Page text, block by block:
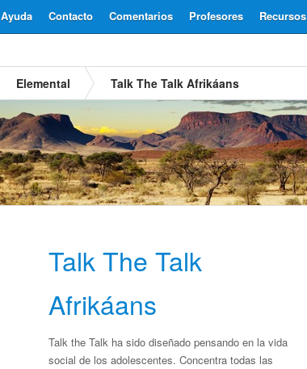
Recursos
Profesores
Comentarios
Contacto
Ayuda
Elemental Talk The Talk Afrikáans
Talk The Talk
Afrikáans
Talk the Talk ha sido diseñado pensando en la vida
social de los adolescentes. Concentra todas las